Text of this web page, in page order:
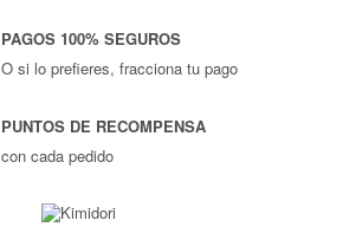
PAGOS 100% SEGUROS
O si lo prefieres, fracciona tu pago
PUNTOS DE RECOMPENSA
con cada pedido